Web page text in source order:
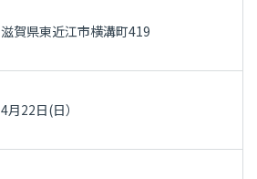
滋賀県東近江市横溝町419
4月22日(日）